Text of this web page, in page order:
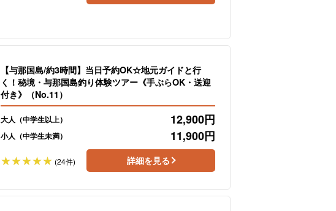
【与那国島/約3時間】当日予約OK☆地元ガイドと行
く！秘境・与那国島釣り体験ツアー《手ぶらOK・送迎
付き》（No.11）
大人（中学生以上） 12,900円
小人（中学生未満） 11,900円
(24件) 詳細を見る